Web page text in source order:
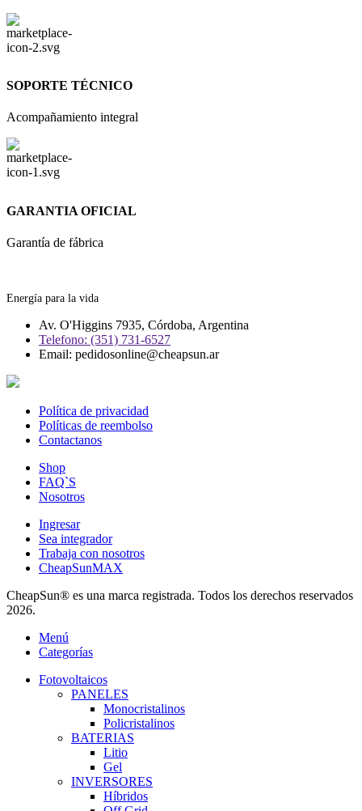
SOPORTE TÉCNICO
Acompañamiento integral
GARANTIA OFICIAL
Garantía de fábrica
Energía para la vida
Av. O'Higgins 7935, Córdoba, Argentina
Telefono: (351) 731-6527
Email: pedidosonline@cheapsun.ar
Política de privacidad
Políticas de reembolso
Contactanos
Shop
FAQ`S
Nosotros
Ingresar
Sea integrador
Trabaja con nosotros
CheapSunMAX
CheapSun® es una marca registrada. Todos los derechos reservados
2026.
Menú
Categorías
Fotovoltaicos
PANELES
Monocristalinos
Policristalinos
BATERIAS
Litio
Gel
INVERSORES
Híbridos